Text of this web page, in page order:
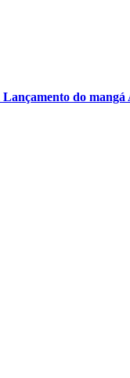
Lançamento do